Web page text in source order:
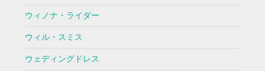
ウィノナ・ライダー
ウィル・スミス
ウェディングドレス